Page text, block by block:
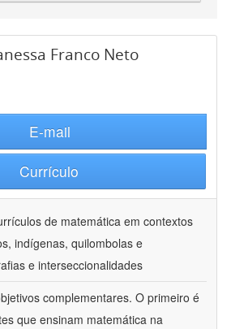
Franco Neto
E-mail
Currículo
de matemática em contextos
indígenas, quilombolas e
e interseccionalidades
complementares. O primeiro é
que ensinam matemática na